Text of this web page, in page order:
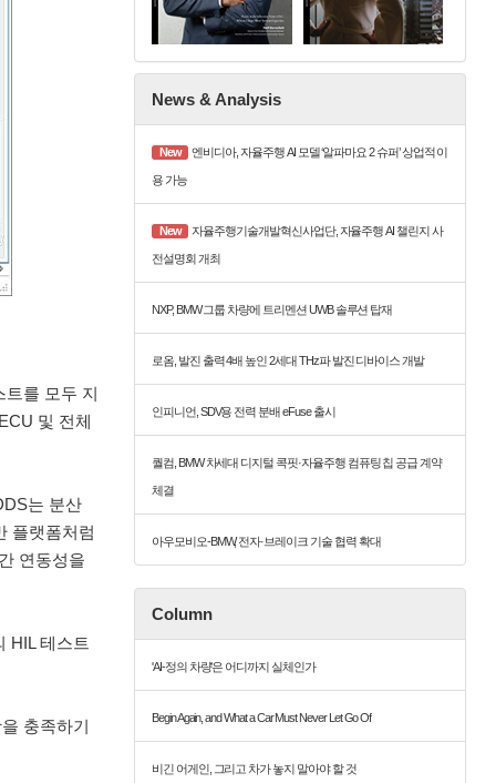
트를 모두 지
및 전체
는 분산
플랫폼처럼
연동성을
HIL 테스트
충족하기
News & Analysis
New 엔비디아, 자율주행 AI 모델 ‘알파마요 2 슈퍼’ 상업적 이
용 가능
New 자율주행기술개발혁신사업단, 자율주행 AI 챌린지 사
전설명회 개최
NXP, BMW 그룹 차량에 트리멘션 UWB 솔루션 탑재
로옴, 발진 출력 4배 높인 2세대 THz파 발진 디바이스 개발
인피니언, SDV용 전력 분배 eFuse 출시
퀄컴, BMW 차세대 디지털 콕핏·자율주행 컴퓨팅 칩 공급 계약
체결
아우모비오-BMW, 전자·브레이크 기술 협력 확대
Column
'AI-정의 차량'은 어디까지 실체인가
Begin Again, and What a Car Must Never Let Go Of
비긴 어게인, 그리고 차가 놓지 말아야 할 것